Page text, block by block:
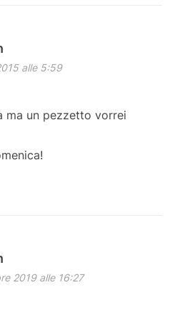
alle 5:59
ma un pezzetto vorrei
2019 alle 16:27